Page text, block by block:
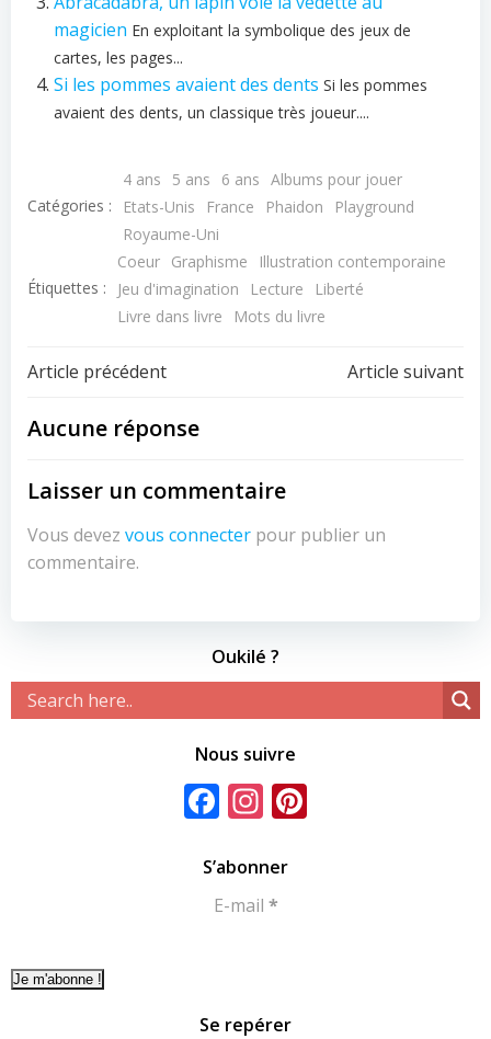
magicien En exploitant la symbolique des jeux de
cartes, les pages...
Si les pommes avaient des dents Si les pommes
avaient des dents, un classique très joueur....
Catégories :
4 ans 5 ans 6 ans Albums pour jouer
Etats-Unis
France Phaidon
Playground
Royaume-Uni
Étiquettes :
Coeur Graphisme
Illustration contemporaine
Jeu d'imagination
Lecture
Liberté
Livre dans livre
Mots du livre
Navigation
de
l’article
Article précédent
Navigation
l’article
Article suivant
Aucune réponse
Laisser un commentaire
Vous devez vous connecter pour publier un
commentaire.
Oukilé ?
Nous suivre
Facebook
Instagram
S’abonner
E-mail *
Se repérer